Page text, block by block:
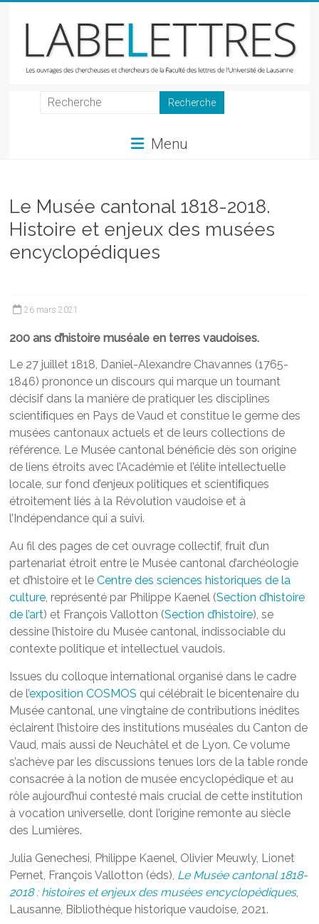
LabeLettres
et
chercheurs
de
la
Faculté
lettres
Menu
Le Musée cantonal 1818-2018.
Histoire et enjeux des musées
encyclopédiques
26 mars 2021
200 ans d’histoire muséale en terres vaudoises.
Le 27 juillet 1818, Daniel-Alexandre Chavannes (1765-
1846) prononce un discours qui marque un tournant
décisif dans la manière de pratiquer les disciplines
scientiﬁques en Pays de Vaud et constitue le germe des
musées cantonaux actuels et de leurs collections de
référence. Le Musée cantonal bénéficie dès son origine
de liens étroits avec l’Académie et l’élite intellectuelle
locale, sur fond d’enjeux politiques et scientiﬁques
étroitement liés à la Révolution vaudoise et à
l’Indépendance qui a suivi.
Au fil des pages de cet ouvrage collectif, fruit d’un
partenariat étroit entre le Musée cantonal d’archéologie
et d’histoire et leCentre des sciences historiques de la
culture, représenté par Philippe Kaenel (Section d’histoire
de l’art) et François Vallotton (Section d’histoire), se
dessine l’histoire du Musée cantonal, indissociable du
contexte politique et intellectuel vaudois.
Issues du colloque international organisé dans le cadre
de l’exposition COSMOS qui célébrait le bicentenaire du
Musée cantonal, une vingtaine de contributions inédites
éclairent l’histoire des institutions muséales du Canton de
Vaud, mais aussi de Neuchâtel et de Lyon. Ce volume
s’achève par les discussions tenues lors de la table ronde
consacrée à la notion de musée encyclopédique et au
rôle aujourd’hui contesté mais crucial de cette institution
à vocation universelle, dont l’origine remonte au siècle
des Lumières.
Julia Genechesi, Philippe Kaenel, Olivier Meuwly, Lionet
Pernet, François Vallotton (éds), Le Musée cantonal 1818-
2018 : histoires et enjeux des musées encyclopédiques,
Lausanne, Bibliothèque historique vaudoise, 2021.